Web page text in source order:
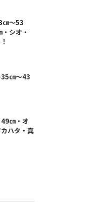
㎝〜53
シオ・
㎝〜43
㎝・オ
ハタ・真